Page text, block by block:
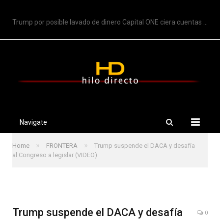
Trump por posible lavado de dinero Capital ONE ciera cuentas de Trump
Navigate
Home » FRONTERA »
Trump suspende el DACA y desafía
al Congreso a legislar (VIDEO)
Trump suspende el DACA y desafía
0